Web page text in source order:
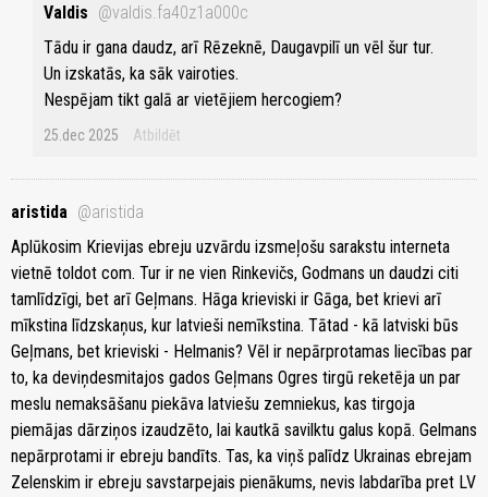
Valdis @valdis.fa40z1a000c
Tādu ir gana daudz, arī Rēzeknē, Daugavpilī un vēl šur tur.
Un izskatās, ka sāk vairoties.
Nespējam tikt galā ar vietējiem hercogiem?
25.dec 2025 Atbildēt
aristida @aristida
Aplūkosim Krievijas ebreju uzvārdu izsmeļošu sarakstu interneta
vietnē toldot com. Tur ir ne vien Rinkevičs, Godmans un daudzi citi
tamlīdzīgi, bet arī Geļmans. Hāga krieviski ir Gāga, bet krievi arī
mīkstina līdzskaņus, kur latvieši nemīkstina. Tātad - kā latviski būs
Geļmans, bet krieviski - Helmanis? Vēl ir nepārprotamas liecības par
to, ka deviņdesmitajos gados Geļmans Ogres tirgū reketēja un par
meslu nemaksāšanu piekāva latviešu zemniekus, kas tirgoja
piemājas dārziņos izaudzēto, lai kautkā savilktu galus kopā. Gelmans
nepārprotami ir ebreju bandīts. Tas, ka viņš palīdz Ukrainas ebrejam
Zelenskim ir ebreju savstarpejais pienākums, nevis labdarība pret LV